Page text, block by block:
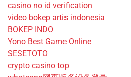
casino no id verification
video bokep artis indonesia
BOKEP INDO
Yono Best Game Online
SESETOTO
crypto casino top